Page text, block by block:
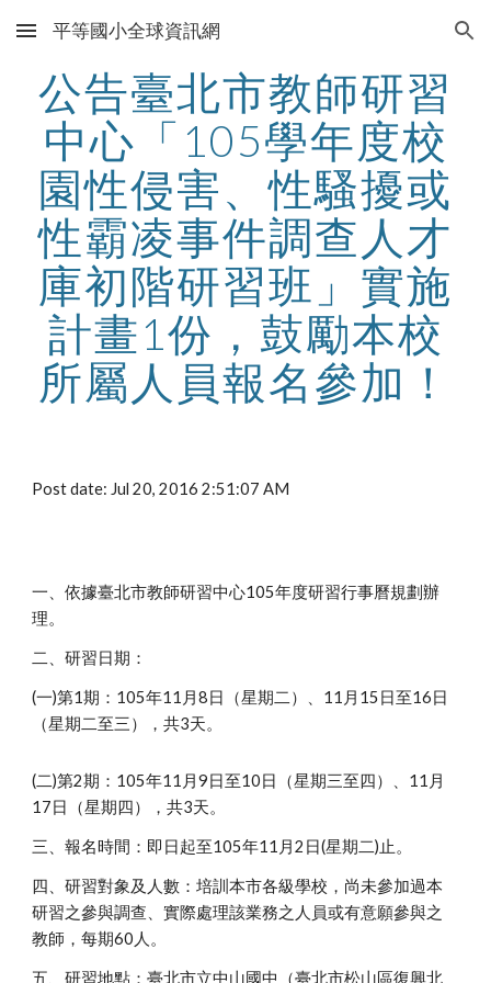
Skip to main content Skip to navigation
平等國小全球資訊網
公告臺北市教師研習
中心「105學年度校
園性侵害、性騷擾或
性霸凌事件調查人才
庫初階研習班」實施
計畫1份，鼓勵本校
所屬人員報名參加！
Post date: Jul 20, 2016 2:51:07 AM
一、依據臺北市教師研習中心105年度研習行事曆規劃辦
理。
二、研習日期：
(一)第1期：105年11月8日（星期二）、11月15日至16日
（星期二至三），共3天。
(二)第2期：105年11月9日至10日（星期三至四）、11月
17日（星期四），共3天。
三、報名時間：即日起至105年11月2日(星期二)止。
四、研習對象及人數：培訓本市各級學校，尚未參加過本
研習之參與調查、實際處理該業務之人員或有意願參與之
教師，每期60人。
五、研習地點：臺北市立中山國中（臺北市松山區復興北